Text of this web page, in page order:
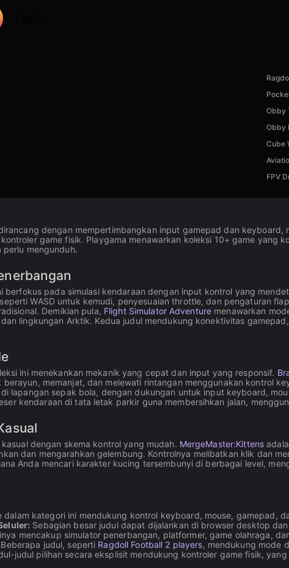
Obby
Obby
Cube
FPV
dengan mempertimbangkan input gamepad dan
game fisik. Playgama menawarkan koleksi 10+ game
perlu mengunduh.
berfokus pada simulasi kendaraan dengan input kontrol yang
WASD untuk kemudi, penyesuaian throttle, dan pengaturan
Demikian pula, Flight Simulator Adventure menawarkan
dan lingkungan Arktik. Kedua judul mendukung konektivitas
ini menekankan mekanik yang cepat dan input yang responsif.
memanjat, dan melewati rintangan menggunakan kontrol
lapangan sepak bola, dengan dukungan untuk input keyboard,
kendaraan di tata letak parkir guna membersihkan jalan,
dengan skema kontrol yang mudah. MergeMaster:Kittens
dan mengarahkan gelembung. Kontrolnya melibatkan klik dan
Anda mencari karakter kucing tersembunyi di berbagai level,
dalam kategori ini mendukung kontrol keyboard, mouse, gamepad,
Sebagian besar judul dapat dijalankan di browser desktop
mencakup simulator penerbangan, platformer, game olahraga,
Beberapa judul, seperti Ragdoll Football 2 players, mendukung mode
judul pilihan secara eksplisit mendukung kontroler game fisik,